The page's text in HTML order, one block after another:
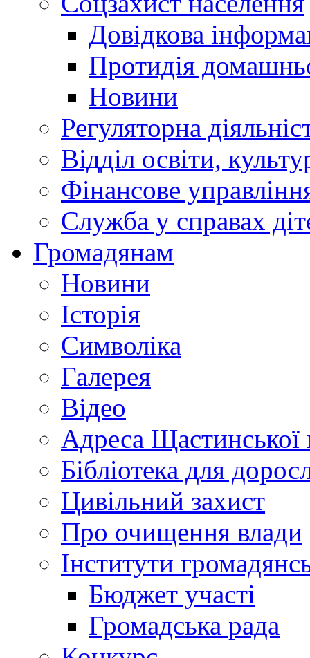
Довідкова
Протидія
Новини
Регуляторна
Відділ освіти,
Фінансове
Служба у справах
Громадянам
Новини
Історія
Символіка
Галерея
Відео
Адреса Щастинської
Бібліотека для
Цивільний захист
Про очищення влади
Інститути
Бюджет участі
Громадська рада